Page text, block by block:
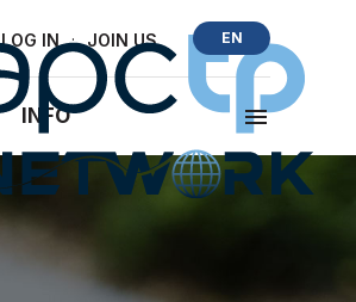
LOG IN · JOIN US EN
INFO